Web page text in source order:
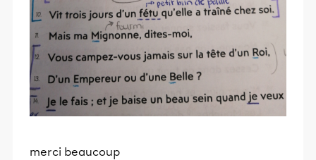
merci beaucoup